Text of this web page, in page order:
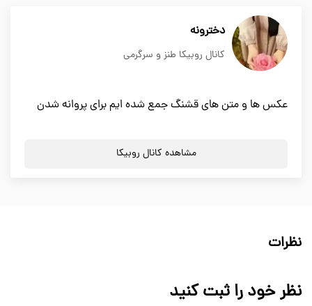
دخترونه
کانال روبیکا طنز و سرگرمی
عکس ها و متن های قشنگ جمع شده ایم برای پروانه شدن
مشاهده کانال روبیکا
نظرات
نظر خود را ثبت کنید